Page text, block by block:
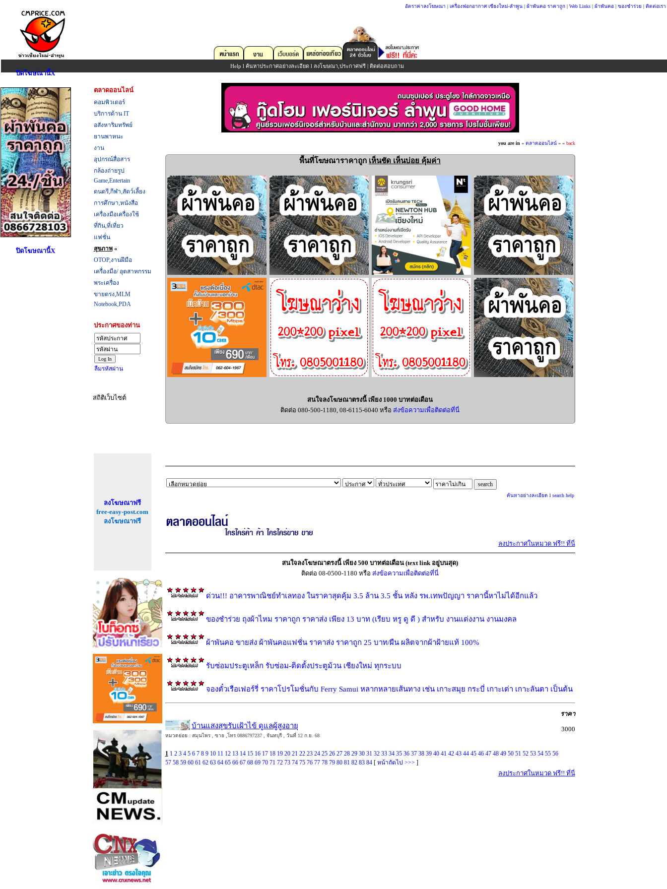
อัตราค่าลงโฆษณา | เครื่องฟอกอากาศ เชียงใหม่-ลำพูน | ผ้าพันคอ ราคาถูก | Web Links | ผ้าพันคอ | ของชำร่วย | ติดต่อเรา
Help l ค้นหาประกาศอย่างละเอียด l ลงโฆษณา,ประกาศฟรี | ติดต่อสอบถาม
ตลาดออนไลน์
คอมพิวเตอร์
บริการด้าน IT
อสังหาริมทรัพย์
ยานพาหนะ
งาน
อุปกรณ์สื่อสาร
กล้องถ่ายรูป
Game,Entertain
ดนตรี,กีฬา,สัตว์เลี้ยง
การศึกษา,หนังสือ
เครื่องมือเครื่องใช้
ที่กิน,ที่เที่ยว
แฟชั่น
สุขภาพ«
OTOP,งานฝีมือ
เครื่องมือ/ อุตสาหกรรม
พระเครื่อง
ขายตรง,MLM
Notebook,PDA
ประกาศของท่าน
ลืมรหัสผ่าน
สถิติเว็บไซต์
ลงโฆษณาฟรี
free-easy-post.com
ลงโฆษณาฟรี
you are in » ตลาดออนไลน์» « back
พื้นที่โฆษณาราคาถูก เห็นชัด เห็นบ่อย คุ้มค่า
สนใจลงโฆษณาตรงนี้ เพียง 1000 บาทต่อเดือน
ติดต่อ 080-500-1180, 08-6115-6040 หรือ ส่งข้อความเพื่อติดต่อที่นี่
ค้นหาอย่างละเอียด l search help
ลงประกาศในหมวด ฟรี!! ที่นี่
สนใจลงโฆษณาตรงนี้ เพียง 500 บาทต่อเดือน (text link อยู่บนสุด)
ติดต่อ 08-0500-1180 หรือ ส่งข้อความเพื่อติดต่อที่นี่
ด่วน!!! อาคารพาณิชย์ทำเลทอง ในราคาสุดคุ้ม 3.5 ล้าน 3.5 ชั้น หลัง รพ.เทพปัญญา ราคานี้หาไม่ได้อีกแล้ว
ของชำร่วย ถุงผ้าไหม ราคาถูก ราคาส่ง เพียง 13 บาท (เรียบ หรู ดู ดี ) สำหรับ งานแต่งงาน งานมงคล
ผ้าพันคอ ขายส่ง ผ้าพันคอแฟชั่น ราคาส่ง ราคาถูก 25 บาท/ผืน ผลิตจากผ้าฝ้ายแท้ 100%
รับซ่อมประตูเหล็ก รับซ่อม-ติดตั้งประตูม้วน เชียงใหม่ ทุกระบบ
จองตั๋วเรือเฟอร์รี่ ราคาโปรโมชั่นกับ Ferry Samui หลากหลายเส้นทาง เช่น เกาะสมุย กระบี่ เกาะเต่า เกาะลันตา เป็นต้น
ราคา
บ้านแสงสุขรับเฝ้าไข้ ดูแลผู้สูงอายุ
หมวดย่อย : สมุนไพร , ขาย ,โทร 0886797237 , จันทบุรี , วันที่ 12 ก.ย. 68
3000
1 1 2 3 4 5 6 7 8 9 10 11 12 13 14 15 16 17 18 19 20 21 22 23 24 25 26 27 28 29 30 31 32 33 34 35 36 37 38 39 40 41 42 43 44 45 46 47 48 49 50 51 52 53 54 55 56
57 58 59 60 61 62 63 64 65 66 67 68 69 70 71 72 73 74 75 76 77 78 79 80 81 82 83 84[ หน้าถัดไป >>> ]
ลงประกาศในหมวด ฟรี!! ที่นี่
ปิดโฆษณานี้X
ปิดโฆษณานี้X